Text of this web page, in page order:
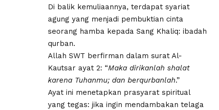
Di balik kemuliaannya, terdapat syariat
agung yang menjadi pembuktian cinta
seorang hamba kepada Sang Khaliq: ibadah
qurban.
Allah SWT berfirman dalam surat Al-
Kautsar ayat 2: “Maka dirikanlah shalat
karena Tuhanmu; dan berqurbanlah.”
Ayat ini menetapkan prasyarat spiritual
yang tegas: jika ingin mendambakan telaga